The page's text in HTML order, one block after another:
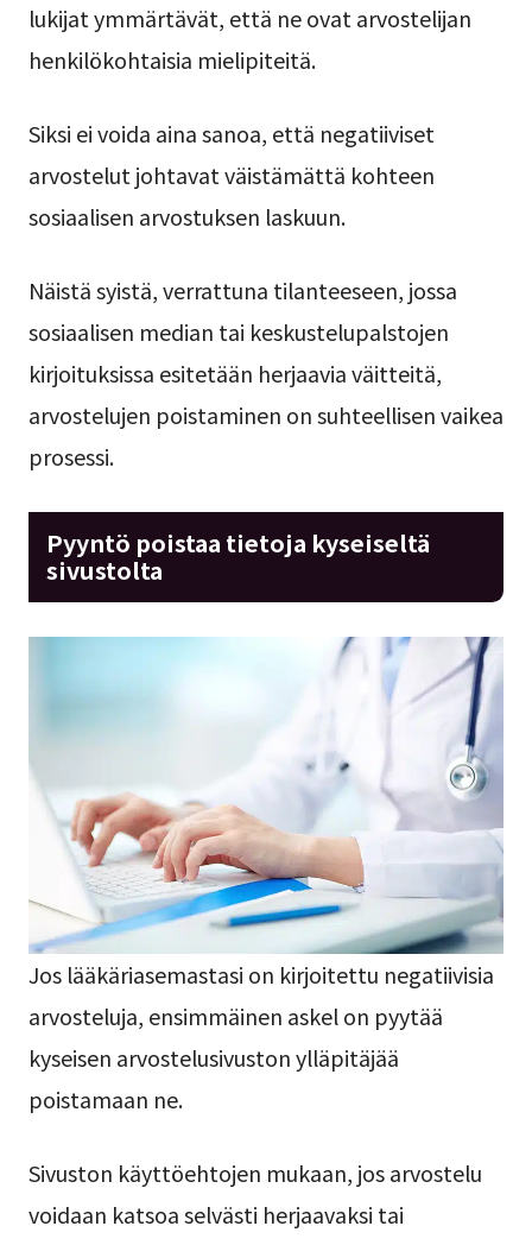
lukijat ymmärtävät, että ne ovat arvostelijan
henkilökohtaisia mielipiteitä.
Siksi ei voida aina sanoa, että negatiiviset
arvostelut johtavat väistämättä kohteen
sosiaalisen arvostuksen laskuun.
Näistä syistä, verrattuna tilanteeseen, jossa
sosiaalisen median tai keskustelupalstojen
kirjoituksissa esitetään herjaavia väitteitä,
arvostelujen poistaminen on suhteellisen vaikea
prosessi.
Pyyntö poistaa tietoja kyseiseltä
sivustolta
Jos lääkäriasemastasi on kirjoitettu negatiivisia
arvosteluja, ensimmäinen askel on pyytää
kyseisen arvostelusivuston ylläpitäjää
poistamaan ne.
Sivuston käyttöehtojen mukaan, jos arvostelu
voidaan katsoa selvästi herjaavaksi tai